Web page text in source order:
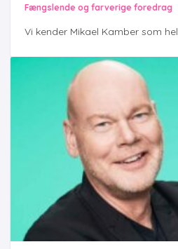
Fængslende og farverige foredrag
Vi kender Mikael Kamber som